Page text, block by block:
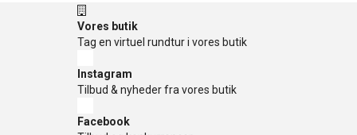
Vores butik
Tag en virtuel rundtur i vores butik
Instagram
Tilbud & nyheder fra vores butik
Facebook